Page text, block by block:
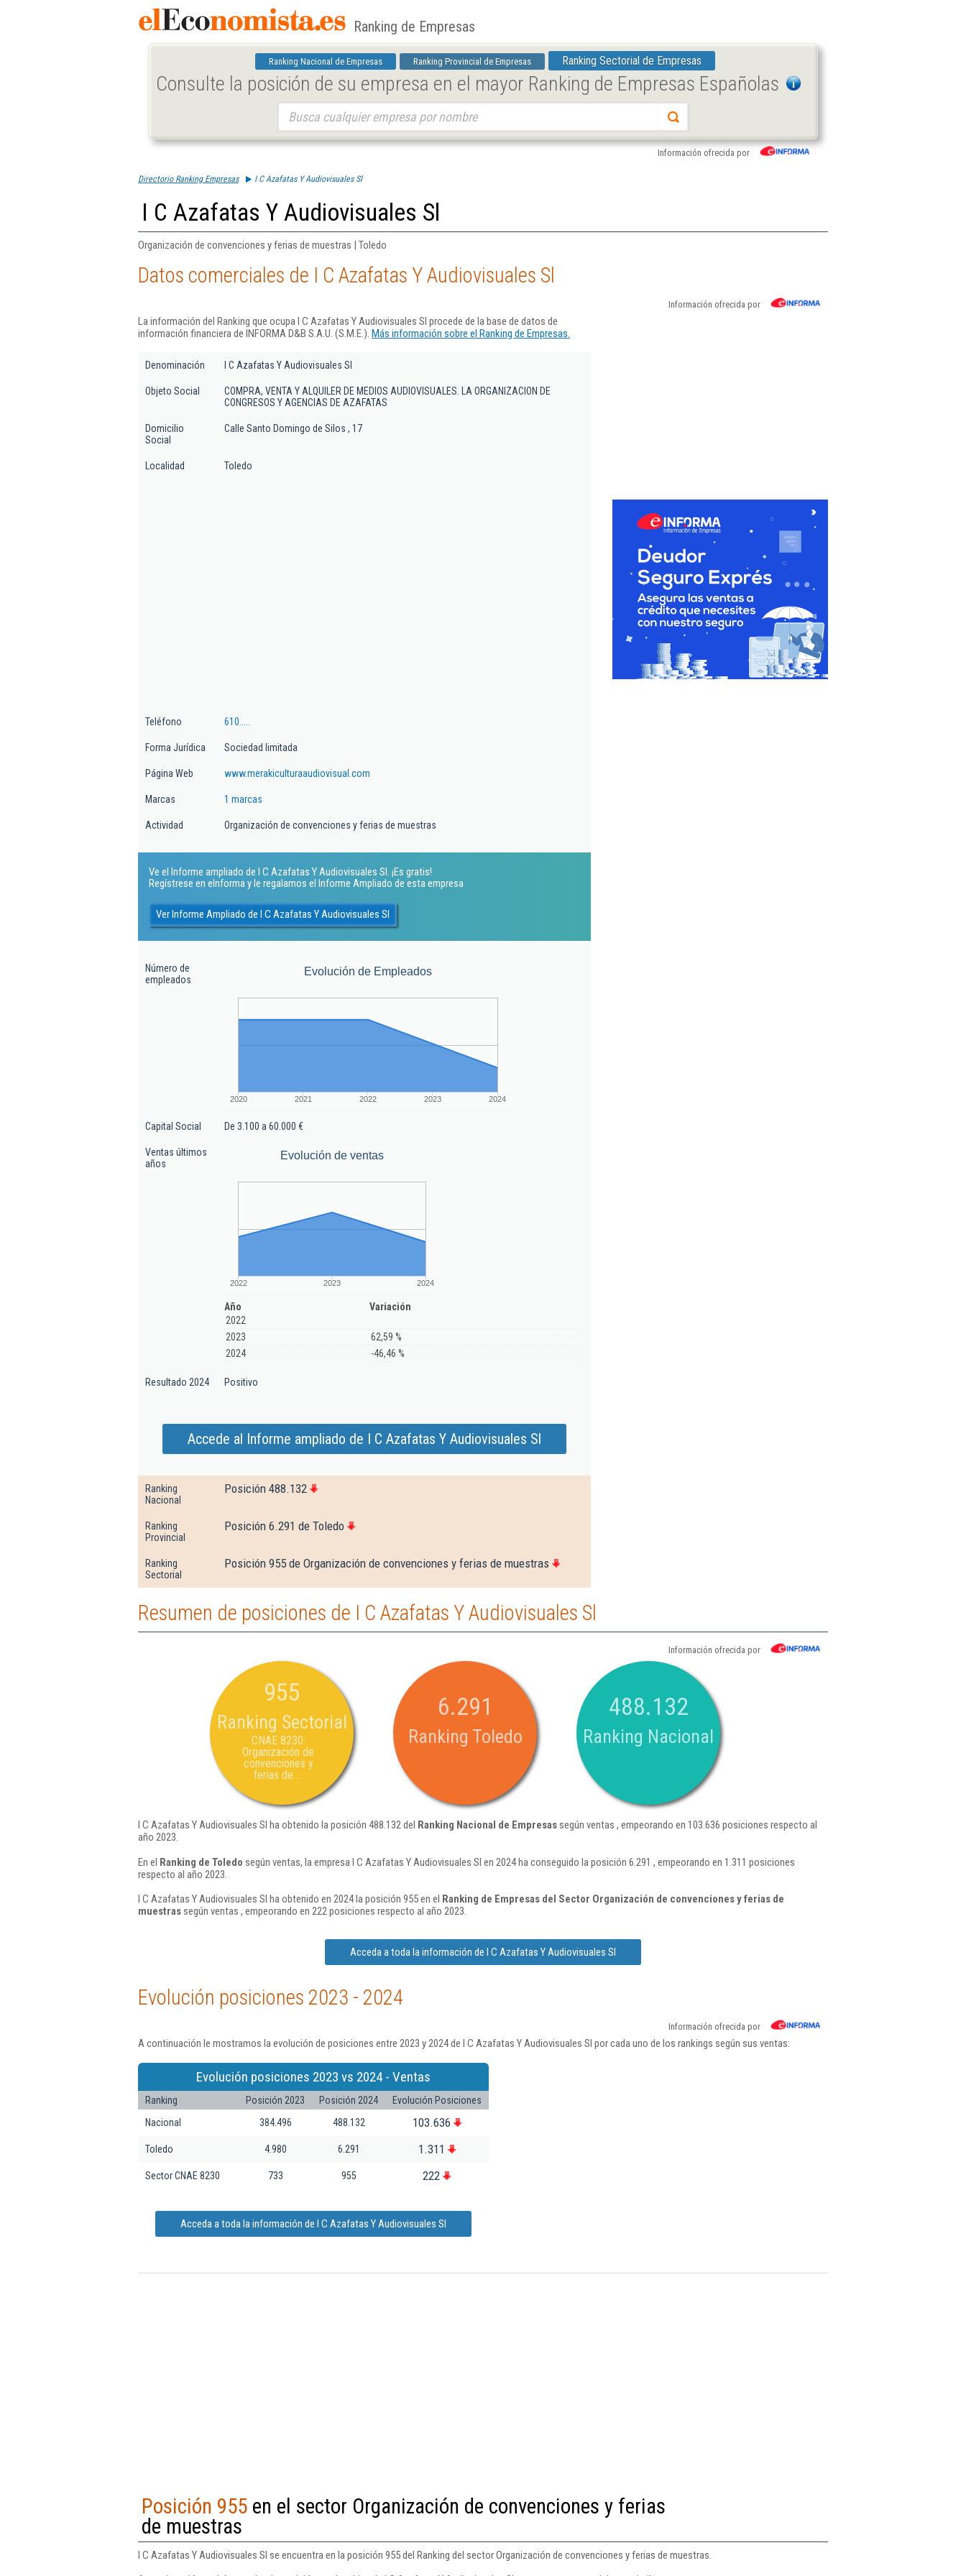
Ranking de Empresas
Ranking Nacional de Empresas Ranking Provincial de Empresas Ranking Sectorial de Empresas
Consulte la posición de su empresa en el mayor Ranking de Empresas Españolas
Información ofrecida por
Directorio Ranking Empresas I C Azafatas Y Audiovisuales Sl
I C Azafatas Y Audiovisuales Sl
Organización de convenciones y ferias de muestras | Toledo
Datos comerciales de I C Azafatas Y Audiovisuales Sl
Información ofrecida por
La información del Ranking que ocupa I C Azafatas Y Audiovisuales Sl procede de la base de datos de
información financiera de INFORMA D&B S.A.U. (S.M.E.). Más información sobre el Ranking de Empresas.
Denominación I C Azafatas Y Audiovisuales Sl
Objeto Social
COMPRA, VENTA Y ALQUILER DE MEDIOS AUDIOVISUALES. LA ORGANIZACION DE
CONGRESOS Y AGENCIAS DE AZAFATAS
Domicilio
Social
Calle Santo Domingo de Silos , 17
Localidad Toledo
Teléfono 610.....
Forma Jurídica Sociedad limitada
Página Web www.merakiculturaaudiovisual.com
Marcas 1 marcas
Actividad Organización de convenciones y ferias de muestras
Ve el Informe ampliado de I C Azafatas Y Audiovisuales Sl. ¡Es gratis!
Regístrese en eInforma y le regalamos el Informe Ampliado de esta empresa
Ver Informe Ampliado de I C Azafatas Y Audiovisuales Sl
Número de
empleados
Evolución de Empleados
2020 2021 2022 2023 2024
Capital Social De 3.100 a 60.000 €
Ventas últimos
años
Evolución de ventas
2022 2023 2024
Año
Variación
2022
2023
62,59 %
2024
-46,46 %
Resultado 2024 Positivo
Accede al Informe ampliado de I C Azafatas Y Audiovisuales Sl
Ranking
Nacional
Posición 488.132
Ranking
Provincial
Posición 6.291 de Toledo
Ranking
Sectorial
Posición 955 de Organización de convenciones y ferias de muestras
Resumen de posiciones de I C Azafatas Y Audiovisuales Sl
Información ofrecida por
955
Ranking Sectorial
CNAE 8230:
Organización de
convenciones y
ferias de ...
6.291
Ranking Toledo
488.132
Ranking Nacional
I C Azafatas Y Audiovisuales Sl ha obtenido la posición 488.132 del Ranking Nacional de Empresassegún ventas , empeorando en 103.636 posiciones respecto al
año 2023.
En el Ranking de Toledo según ventas, la empresa I C Azafatas Y Audiovisuales Sl en 2024 ha conseguido la posición 6.291 , empeorando en 1.311 posiciones
respecto al año 2023.
I C Azafatas Y Audiovisuales Sl ha obtenido en 2024 la posición 955 en el Ranking de Empresas del Sector Organización de convenciones y ferias de
muestrassegún ventas , empeorando en 222 posiciones respecto al año 2023.
Acceda a toda la información de I C Azafatas Y Audiovisuales Sl
Evolución posiciones 2023 - 2024
Información ofrecida por
A continuación le mostramos la evolución de posiciones entre 2023 y 2024 de I C Azafatas Y Audiovisuales Sl por cada uno de los rankings según sus ventas:
Evolución posiciones 2023 vs 2024 - Ventas
Ranking Posición 2023 Posición 2024
Evolución Posiciones
Nacional
384.496 488.132 103.636
Toledo 4.980 6.291 1.311
Sector CNAE 8230 733 955 222
Acceda a toda la información de I C Azafatas Y Audiovisuales Sl
Posición 955 en el sector Organización de convenciones y ferias
de muestras
I C Azafatas Y Audiovisuales Sl se encuentra en la posición 955 del Ranking del sector Organización de convenciones y ferias de muestras.